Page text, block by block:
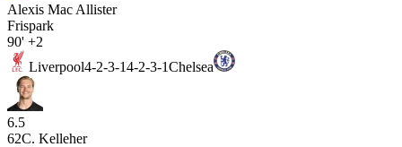
Alexis Mac Allister
Frispark
90' +2
Liverpool4-2-3-14-2-3-1Chelsea
6.5
62C. Kelleher